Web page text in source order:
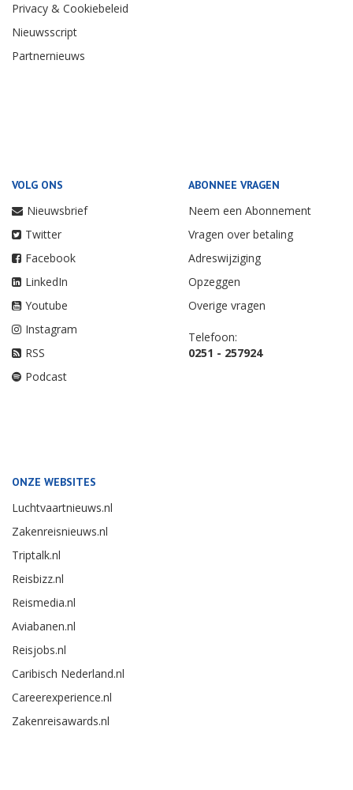
Privacy & Cookiebeleid
Nieuwsscript
Partnernieuws
VOLG ONS
Nieuwsbrief
Twitter
Facebook
LinkedIn
Youtube
Instagram
RSS
Podcast
ABONNEE VRAGEN
Neem een Abonnement
Vragen over betaling
Adreswijziging
Opzeggen
Overige vragen
Telefoon:
0251 - 257924
ONZE WEBSITES
Luchtvaartnieuws.nl
Zakenreisnieuws.nl
Triptalk.nl
Reisbizz.nl
Reismedia.nl
Aviabanen.nl
Reisjobs.nl
Caribisch Nederland.nl
Careerexperience.nl
Zakenreisawards.nl